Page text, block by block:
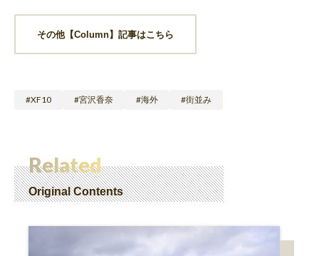
その他【Column】記事はこちら
XF10 宮沢香奈 海外 街並み
Related
Original Contents